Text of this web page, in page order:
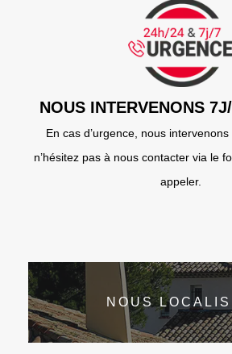
NOUS INTERVENONS
En cas d’urgence, nous intervenons
n’hésitez pas à nous contacter via le
appeler.
NOUS